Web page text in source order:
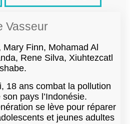
Vasseur
Mary Finn, Mohamad Al
Rene Silva, Xiuhtezcatl
18 ans combat la pollution
pays l’Indonésie.
se lève pour réparer
et jeunes adultes